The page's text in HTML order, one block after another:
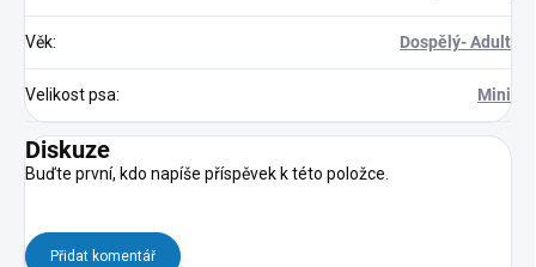
Věk: Dospělý- Adult
Velikost psa: Mini
Diskuze
Buďte první, kdo napíše příspěvek k této položce.
Přidat komentář